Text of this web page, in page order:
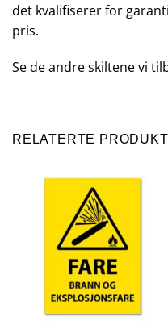
det kvalifiserer for
pris.
Se de andre skiltene vi
RELATERTE